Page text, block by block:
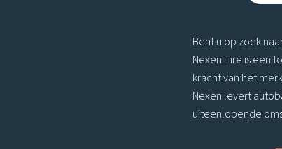
Bent u op zoek
Nexen Tire is een
kracht van het
Nexen levert
uiteenlopende